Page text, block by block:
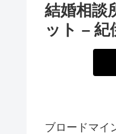
結婚相談
ット – 紀
ブロードマイ